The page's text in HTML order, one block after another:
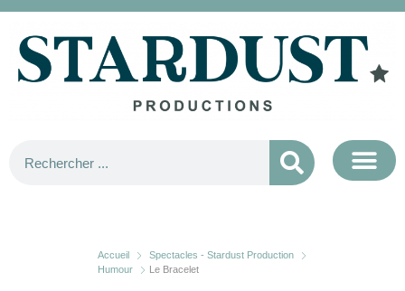
Accueil
Spectacles - Stardust Production
Humour
Le Bracelet